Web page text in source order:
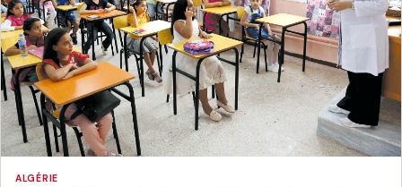
ALGÉRIE